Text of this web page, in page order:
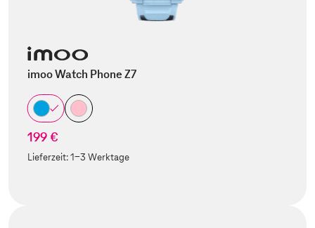
imoo Watch Phone Z7
199 €
Lieferzeit:1-3 Werktage